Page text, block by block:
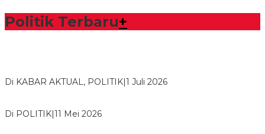
Politik Terbaru+
Di KABAR AKTUAL, POLITIK 1 Juli 2026
Di POLITIK 11 Mei 2026